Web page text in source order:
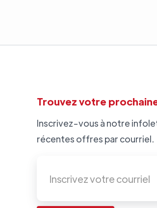
Trouvez votre
Inscrivez-vous à notre
récentes offres par courriel.